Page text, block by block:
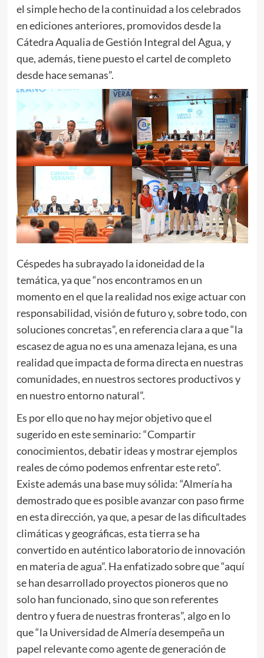
el simple hecho de la continuidad a los celebrados
en ediciones anteriores, promovidos desde la
Cátedra Aqualia de Gestión Integral del Agua, y
que, además, tiene puesto el cartel de completo
desde hace semanas”.
Céspedes ha subrayado la idoneidad de la
temática, ya que “nos encontramos en un
momento en el que la realidad nos exige actuar con
responsabilidad, visión de futuro y, sobre todo, con
soluciones concretas”, en referencia clara a que “la
escasez de agua no es una amenaza lejana, es una
realidad que impacta de forma directa en nuestras
comunidades, en nuestros sectores productivos y
en nuestro entorno natural”.
Es por ello que no hay mejor objetivo que el
sugerido en este seminario: “Compartir
conocimientos, debatir ideas y mostrar ejemplos
reales de cómo podemos enfrentar este reto”.
Existe además una base muy sólida: “Almería ha
demostrado que es posible avanzar con paso firme
en esta dirección, ya que, a pesar de las dificultades
climáticas y geográficas, esta tierra se ha
convertido en auténtico laboratorio de innovación
en materia de agua”. Ha enfatizado sobre que “aquí
se han desarrollado proyectos pioneros que no
solo han funcionado, sino que son referentes
dentro y fuera de nuestras fronteras”, algo en lo
que “la Universidad de Almería desempeña un
papel relevante como agente de generación de